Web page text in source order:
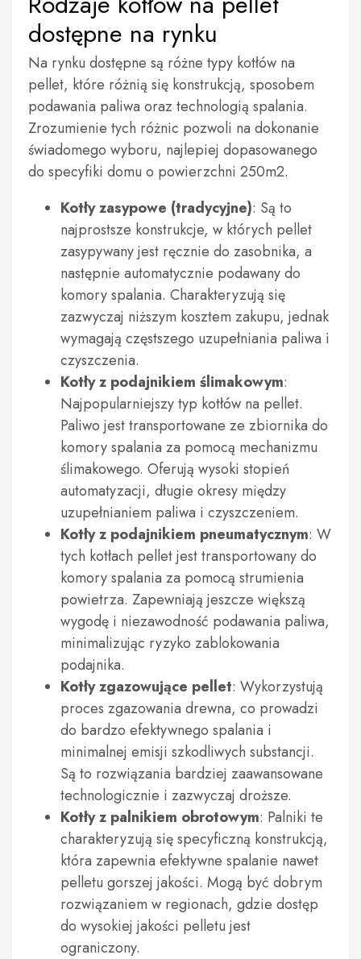
dostępne na rynku
Na rynku dostępne są różne typy kotłów na
pellet, które różnią się konstrukcją, sposobem
podawania paliwa oraz technologią spalania.
Zrozumienie tych różnic pozwoli na dokonanie
świadomego wyboru, najlepiej dopasowanego
do specyfiki domu o powierzchni 250m2.
Kotły zasypowe (tradycyjne): Są to
najprostsze konstrukcje, w których pellet
zasypywany jest ręcznie do zasobnika, a
następnie automatycznie podawany do
komory spalania. Charakteryzują się
zazwyczaj niższym kosztem zakupu, jednak
wymagają częstszego uzupełniania paliwa i
czyszczenia.
Kotły z podajnikiem ślimakowym:
Najpopularniejszy typ kotłów na pellet.
Paliwo jest transportowane ze zbiornika do
komory spalania za pomocą mechanizmu
ślimakowego. Oferują wysoki stopień
automatyzacji, długie okresy między
uzupełnianiem paliwa i czyszczeniem.
Kotły z podajnikiem pneumatycznym: W
tych kotłach pellet jest transportowany do
komory spalania za pomocą strumienia
powietrza. Zapewniają jeszcze większą
wygodę i niezawodność podawania paliwa,
minimalizując ryzyko zablokowania
podajnika.
Kotły zgazowujące pellet: Wykorzystują
proces zgazowania drewna, co prowadzi
do bardzo efektywnego spalania i
minimalnej emisji szkodliwych substancji.
Są to rozwiązania bardziej zaawansowane
technologicznie i zazwyczaj droższe.
Kotły z palnikiem obrotowym: Palniki te
charakteryzują się specyficzną konstrukcją,
która zapewnia efektywne spalanie nawet
pelletu gorszej jakości. Mogą być dobrym
rozwiązaniem w regionach, gdzie dostęp
do wysokiej jakości pelletu jest
ograniczony.